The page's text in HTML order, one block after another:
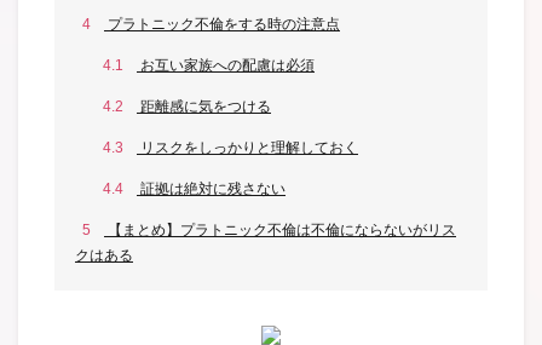
4 プラトニック不倫をする時の注意点
4.1 お互い家族への配慮は必須
4.2 距離感に気をつける
4.3 リスクをしっかりと理解しておく
4.4 証拠は絶対に残さない
5
【まとめ】プラトニック不倫は不倫にならないがリス
クはある